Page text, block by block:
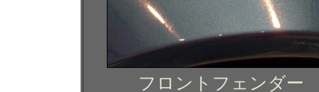
フロントフェンダー